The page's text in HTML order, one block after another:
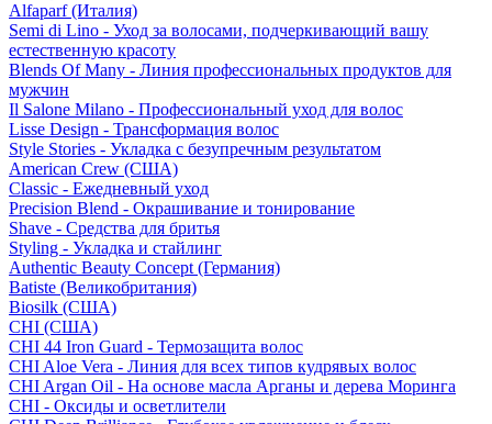
Alfaparf (Италия)
Semi di Lino - Уход за волосами, подчеркивающий вашу
естественную красоту
Blends Of Many - Линия профессиональных продуктов для
мужчин
Il Salone Milano - Профессиональный уход для волос
Lisse Design - Трансформация волос
Style Stories - Укладка с безупречным результатом
American Crew (США)
Classic - Ежедневный уход
Precision Blend - Окрашивание и тонирование
Shave - Средства для бритья
Styling - Укладка и стайлинг
Authentic Beauty Concept (Германия)
Batiste (Великобритания)
Biosilk (США)
CHI (США)
CHI 44 Iron Guard - Термозащита волос
CHI Aloe Vera - Линия для всех типов кудрявых волос
CHI Argan Oil - На основе масла Арганы и дерева Моринга
CHI - Оксиды и осветлители